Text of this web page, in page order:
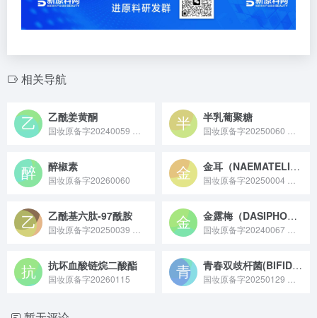
相关导航
乙酰姜黄酮 半乳葡聚糖
醉椒素
国妆原备字20260060
金耳（NAEMATELIA AURANTIALBA）子实体提取物
乙酰基六肽-97酰胺 金露梅（DASIPHORA FRUTICOSA）提取物
抗坏血酸链烷二酸酯
国妆原备字20260115
青春双歧杆菌(BIFIDOBACTERIUM ADOLESCENTIS)/牛乳粉发酵产物滤液